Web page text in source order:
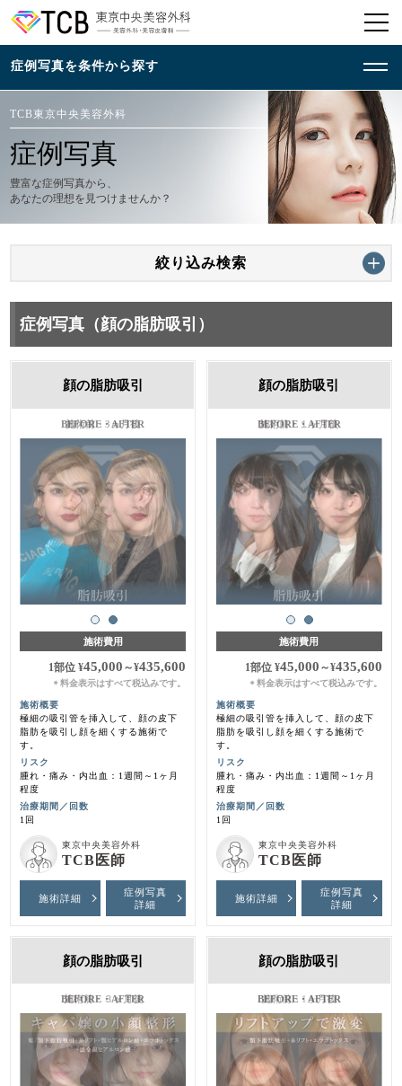
TCB東京中央美容外科
症例写真
豊富な症例写真から、
あなたの理想を見つけませんか？
絞り込み検索
症例写真（顔の脂肪吸引）
顔の脂肪吸引
施術前・3ヵ月後
施術費用
1部位¥45,000 ～¥435,600
＊料金表示はすべて税込みです。
施術概要
極細の吸引管を挿入して、顔の皮下
脂肪を吸引し顔を細くする施術で
す。
リスク
腫れ・痛み・内出血：1週間～1ヶ月
程度
治療期間／回数
1回
東京中央美容外科
TCB医師
施術詳細
症例写真
詳細
顔の脂肪吸引
施術前・１ヶ月後
施術費用
1部位 ¥45,000 ～¥435,600
＊ 料金表示はすべて税込みです。
施術概要
極細の吸引管を挿入して、顔の皮下
脂肪を吸引し顔を細くする施術で
す。
リスク
腫れ・痛み・内出血：1週間～1ヶ月
程度
治療期間／回数
1回
東京中央美容外科
TCB医師
施術詳細
症例写真
詳細
顔の脂肪吸引
施術前・３ヶ月後
顔の脂肪吸引
施術前・1ヶ月後